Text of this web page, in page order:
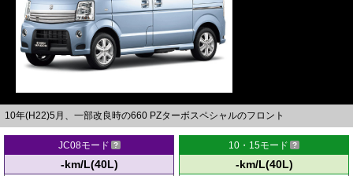
10年(H22)5月、一部改良時の660 PZターボスペシャルのフロント
JC08モード
-km/L(40L)
10・15モード
-km/L(40L)